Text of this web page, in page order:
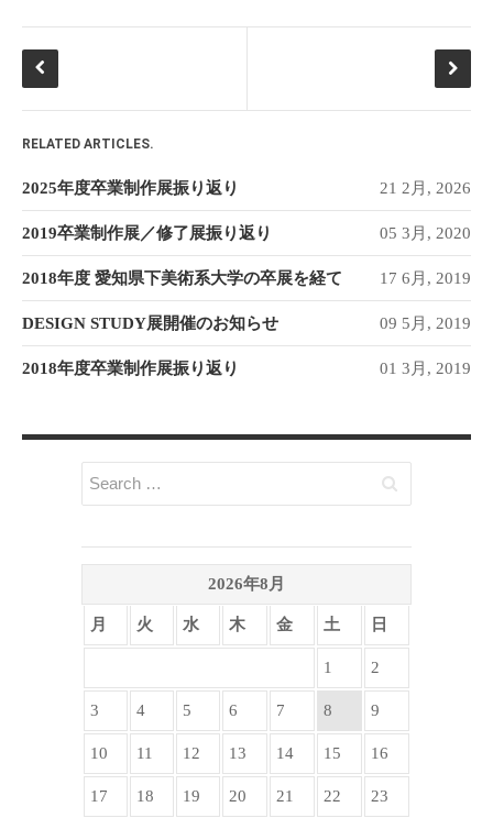
RELATED ARTICLES.
2025年度卒業制作展振り返り 21 2月, 2026
2019卒業制作展／修了展振り返り 05 3月, 2020
2018年度 愛知県下美術系大学の卒展を経て 17 6月, 2019
DESIGN STUDY展開催のお知らせ 09 5月, 2019
2018年度卒業制作展振り返り 01 3月, 2019
2026年8月
月 火 水 木 金 土 日
1 2
3 4 5 6 7 8 9
10 11 12 13 14 15 16
17 18 19 20 21 22 23